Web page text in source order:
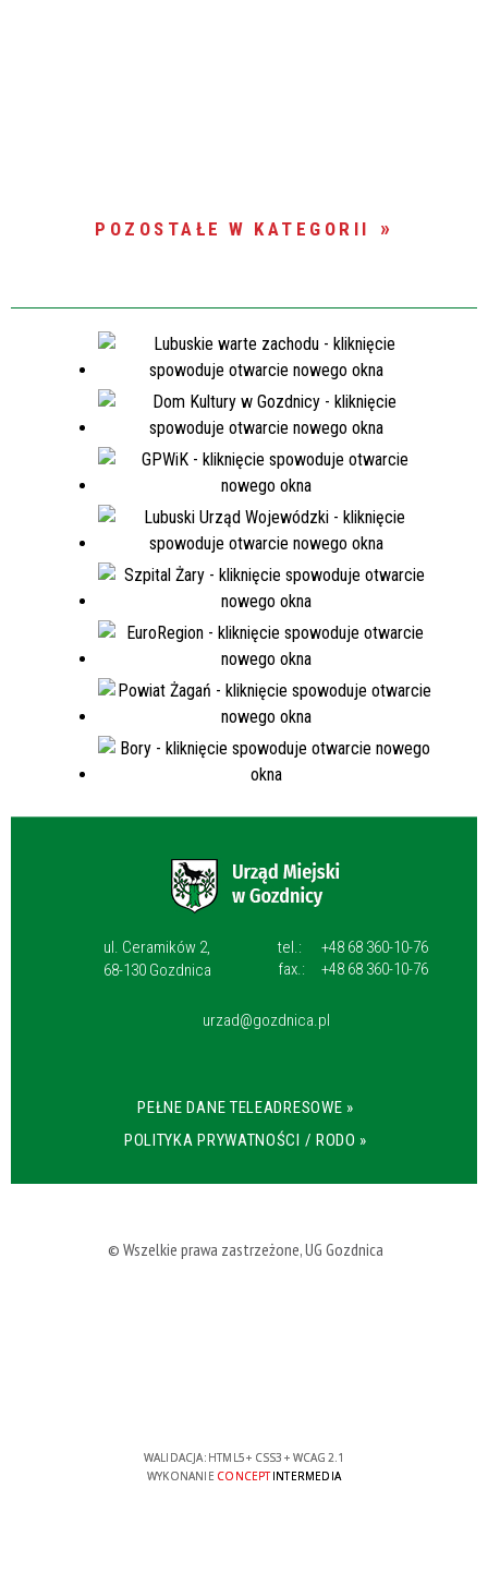
POZOSTAŁE W KATEGORII
ul. Ceramików 2,
68-130 Gozdnica
tel.:
+48 68 360-10-76
fax.:
+48 68 360-10-76
urzad@gozdnica.pl
PEŁNE DANE TELEADRESOWE »
POLITYKA PRYWATNOŚCI / RODO »
© Wszelkie prawa zastrzeżone, UG Gozdnica
WALIDACJA: HTML5+ CSS3 + WCAG 2.1
WYKONANIE CONCEPTINTERMEDIA